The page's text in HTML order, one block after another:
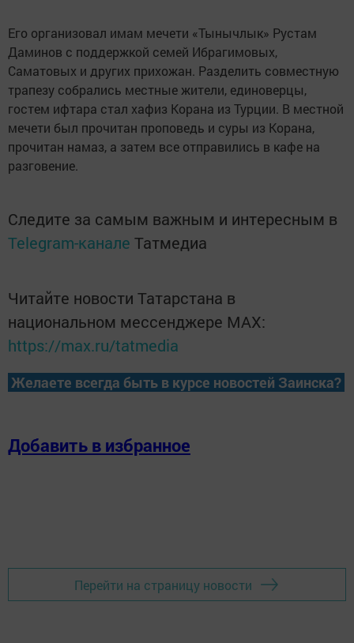
Его организовал имам мечети «Тынычлык» Рустам
Даминов с поддержкой семей Ибрагимовых,
Саматовых и других прихожан. Разделить совместную
трапезу собрались местные жители, единоверцы,
гостем ифтара стал хафиз Корана из Турции. В местной
мечети был прочитан проповедь и суры из Корана,
прочитан намаз, а затем все отправились в кафе на
разговение.
Следите за самым важным и интересным в
Telegram-канале Татмедиа
Читайте новости Татарстана в
национальном мессенджере MАХ:
https://max.ru/tatmedia
Желаете всегда быть в курсе новостей Заинска?
Добавить в избранное
Перейти на страницу новости